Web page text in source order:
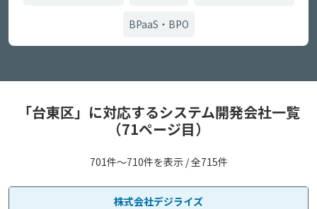
BPaaS・BPO
「台東区」に対応するシステム開発会社一覧
（71ページ目）
701件〜710件を表示 / 全715件
株式会社デジライズ